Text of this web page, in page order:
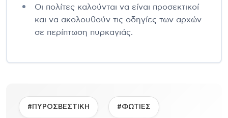
Οι πολίτες καλούνται να είναι προσεκτικοί
και να ακολουθούν τις οδηγίες των αρχών
σε περίπτωση πυρκαγιάς.
#ΠΥΡΟΣΒΕΣΤΙΚΗ #ΦΩΤΙΕΣ